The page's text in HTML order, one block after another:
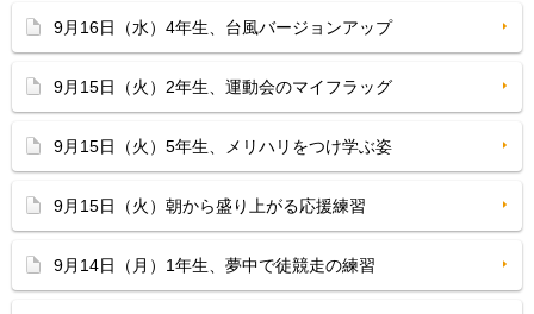
9月16日（水）4年生、台風バージョンアップ
9月15日（火）2年生、運動会のマイフラッグ
9月15日（火）5年生、メリハリをつけ学ぶ姿
9月15日（火）朝から盛り上がる応援練習
9月14日（月）1年生、夢中で徒競走の練習